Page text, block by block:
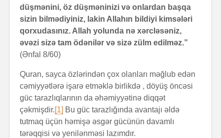
düşmənini, öz düşməninizi və onlardan başqa
sizin bilmədiyiniz, lakin Allahın bildiyi kimsələri
qorxudasınız. Allah yolunda nə xərcləsəniz,
əvəzi sizə tam ödənilər və sizə zülm edilməz.”
(Ənfal 8/60)
Quran, sayca özlərindən çox olanları məğlub edən
cəmiyyətlərə işarə etməklə birlikdə , döyüş öncəsi
güc tarazlıqlarının da əhəmiyyətinə diqqət
çəkmişdir.[1] Bu güc tarazlığında avantajı əldə
tutmaq üçün həmişə əsgər gücünün davamlı
tərəqqisi və yenilənməsi lazımdır.